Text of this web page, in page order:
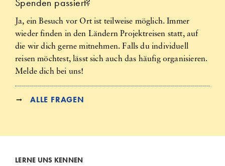
Ja, ein Besuch vor Ort ist teilweise möglich. Immer
wieder finden in den Ländern Projektreisen statt, auf
die wir dich gerne mitnehmen. Falls du individuell
reisen möchtest, lässt sich auch das häufig organisieren.
Melde dich bei uns!
ALLE FRAGEN
LERNE UNS KENNEN